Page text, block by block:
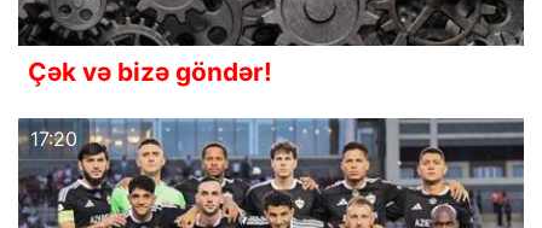
Çək və bizə göndər!
17:20